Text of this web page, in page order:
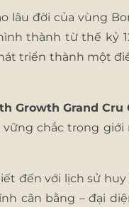
lâu đời của vùng
thành từ thế kỷ
triển thành một
Growth Grand Cru
chắc trong
đến với lịch sử huy
cân bằng – đại